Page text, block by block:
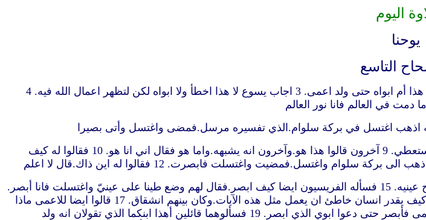
اليوم
يوحنا
التاسع
“1 وفيما هو مجتاز رأى انسانا اعمى منذ ولادته. 2 فسأله تلاميذه قائلين يا معلّم من اخطأ هذا أم ابواه حتى ولد اعمى. 3 اجاب يسوع لا هذا اخطأ ولا ابواه لكن لتظهر اعمال الله فيه. 4
8 فالجيران والذين كانوا يرونه قبلا انه كان اعمى قالوا أليس هذا هو الذي كان يجلس ويستعطي. 9 آخرون قالوا هذا هو.وآخرون انه يشبهه.واما هو فقال اني انا هو. 10 فقالوا له كيف
13 فأتوا الى الفريسيين بالذي كان قبلا اعمى. 14 وكان سبت حين صنع يسوع الطين وفتح عينيه. 15 فسأله الفريسيون ايضا كيف ابصر.فقال لهم وضع طينا على عينيّ واغتسلت فانا أبصر.
16 فقال قوم من الفريسيين هذا الانسان ليس من الله لانه لا يحفظ السبت.آخرون قالوا كيف يقدر انسان خاطئ ان يعمل مثل هذه الآيات.وكان بينهم انشقاق. 17 قالوا ايضا للاعمى ماذا
تقول انت عنه من حيث انه فتح عينيك.فقال انه نبي. 18 فلم يصدق اليهود عنه انه كان اعمى فأبصر حتى دعوا ابوي الذي ابصر. 19 فسألوهما قائلين أهذا ابنكما الذي تقولان انه ولد